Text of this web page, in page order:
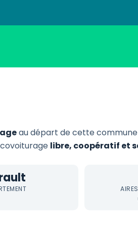
au départ de cette commune
libre, coopératif et